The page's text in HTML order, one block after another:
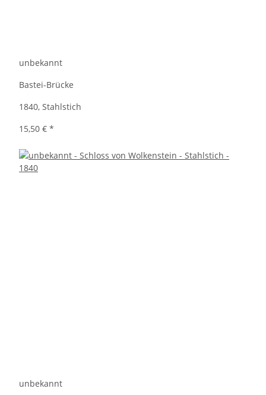
unbekannt
Bastei-Brücke
1840, Stahlstich
15,50 € *
unbekannt